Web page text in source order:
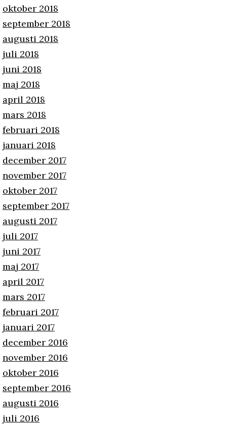
oktober 2018
september 2018
augusti 2018
juli 2018
juni 2018
maj 2018
april 2018
mars 2018
februari 2018
januari 2018
december 2017
november 2017
oktober 2017
september 2017
augusti 2017
juli 2017
juni 2017
maj 2017
april 2017
mars 2017
februari 2017
januari 2017
december 2016
november 2016
oktober 2016
september 2016
augusti 2016
juli 2016